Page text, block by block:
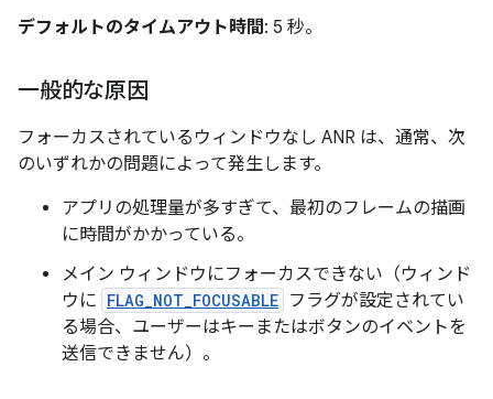
デフォルトのタイムアウト時間: 5 秒。
一般的な原因
フォーカスされているウィンドウなし ANR は、通常、次
のいずれかの問題によって発生します。
アプリの処理量が多すぎて、最初のフレームの描画
に時間がかかっている。
メイン ウィンドウにフォーカスできない（ウィンド
ウに FLAG_NOT_FOCUSABLE フラグが設定されてい
る場合、ユーザーはキーまたはボタンのイベントを
送信できません）。